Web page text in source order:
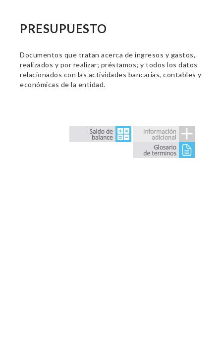
PRESUPUESTO
Documentos que tratan acerca de ingresos y gastos,
realizados y por realizar; préstamos; y todos los datos
relacionados con las actividades bancarias, contables y
económicas de la entidad.